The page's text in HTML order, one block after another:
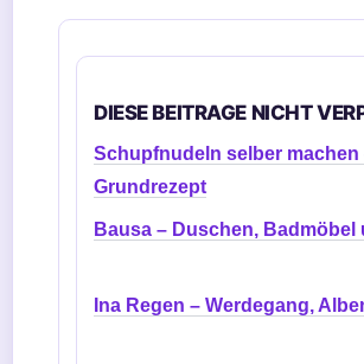
DIESE BEITRAGE NICHT
Schupfnudeln selber machen
Grundrezept
Bausa – Duschen, Badmöbel
Ina Regen – Werdegang,